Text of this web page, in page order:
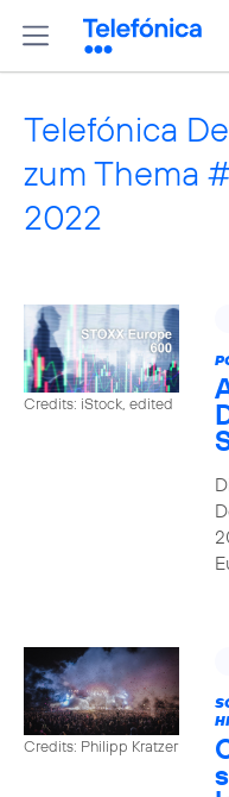
Telefónica
zum Thema
2022
Credits: iStock, edited
Credits: Philipp Kratzer